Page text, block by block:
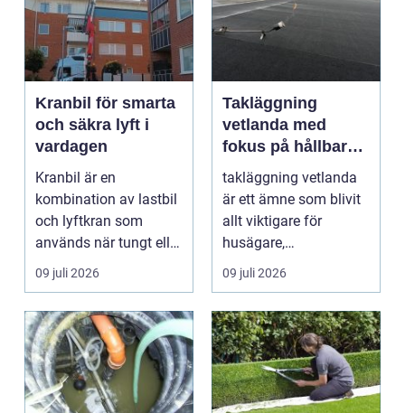
Kranbil för smarta
och säkra lyft i
vardagen
Kranbil är en
kombination av lastbil
och lyftkran som
används när tungt eller
skrymma...
09 juli 2026
Takläggning
vetlanda med
fokus på hållbara
tak och trygga hus
takläggning vetlanda
är ett ämne som blivit
allt viktigare för
husägare,
bostadsrättsföreningar
och ...
09 juli 2026